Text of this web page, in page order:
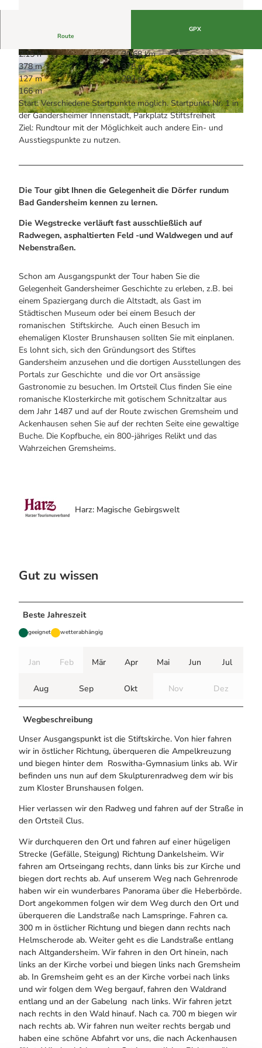
Wanderführer Jörg Kühnhold
Einkaufen
© Foto: Stadt Bad Gandersheim |CC-BY-SA
© Foto: Katrin Weiberg © Foto: Stadt Bad Gandersheim
Route
GPX
2:15 h
30,68 km
378 m
378 m
127 m
293 m
166 m
Start: Verschiedene Startpunkte möglich. Startpunkt Nr. 1 in
der Gandersheimer Innenstadt, Parkplatz Stiftsfreiheit
Ziel: Rundtour mit der Möglichkeit auch andere Ein- und
Ausstiegspunkte zu nutzen.
Die Tour gibt Ihnen die Gelegenheit die Dörfer rundum
Bad Gandersheim kennen zu lernen.
Die Wegstrecke verläuft fast ausschließlich auf
Radwegen, asphaltierten Feld -und Waldwegen und auf
Nebenstraßen.
Schon am Ausgangspunkt der Tour haben Sie die
Gelegenheit Gandersheimer Geschichte zu erleben, z.B. bei
einem Spaziergang durch die Altstadt, als Gast im
Städtischen Museum oder bei einem Besuch der
romanischen Stiftskirche. Auch einen Besuch im
ehemaligen Kloster Brunshausen sollten Sie mit einplanen.
Es lohnt sich, sich den Gründungsort des Stiftes
Gandersheim anzusehen und die dortigen Ausstellungen des
Portals zur Geschichte und die vor Ort ansässige
Gastronomie zu besuchen. Im Ortsteil Clus finden Sie eine
romanische Klosterkirche mit gotischem Schnitzaltar aus
dem Jahr 1487 und auf der Route zwischen Gremsheim und
Ackenhausen sehen Sie auf der rechten Seite eine gewaltige
Buche. Die Kopfbuche, ein 800-jähriges Relikt und das
Wahrzeichen Gremsheims.
Harz: Magische Gebirgswelt
Gut zu wissen
Beste Jahreszeit
geeignet wetterabhängig
Jan Feb Mär Apr Mai Jun Jul
Aug Sep Okt Nov Dez
Wegbeschreibung
Unser Ausgangspunkt ist die Stiftskirche. Von hier fahren
wir in östlicher Richtung, überqueren die Ampelkreuzung
und biegen hinter dem Roswitha-Gymnasium links ab. Wir
befinden uns nun auf dem Skulpturenradweg dem wir bis
zum Kloster Brunshausen folgen.
Hier verlassen wir den Radweg und fahren auf der Straße in
den Ortsteil Clus.
Wir durchqueren den Ort und fahren auf einer hügeligen
Strecke (Gefälle, Steigung) Richtung Dankelsheim. Wir
fahren am Ortseingang rechts, dann links bis zur Kirche und
biegen dort rechts ab. Auf unserem Weg nach Gehrenrode
haben wir ein wunderbares Panorama über die Heberbörde.
Dort angekommen folgen wir dem Weg durch den Ort und
überqueren die Landstraße nach Lamspringe. Fahren ca.
300 m in östlicher Richtung und biegen dann rechts nach
Helmscherode ab. Weiter geht es die Landstraße entlang
nach Altgandersheim. Wir fahren in den Ort hinein, nach
links an der Kirche vorbei und biegen links nach Gremsheim
ab. In Gremsheim geht es an der Kirche vorbei nach links
und wir folgen dem Weg bergauf, fahren den Waldrand
entlang und an der Gabelung nach links. Wir fahren jetzt
nach rechts in den Wald hinauf. Nach ca. 700 m biegen wir
nach rechts ab. Wir fahren nun weiter rechts bergab und
haben eine schöne Abfahrt vor uns, die nach Ackenhausen